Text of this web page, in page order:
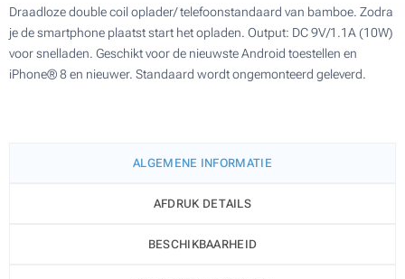
Draadloze double coil oplader/ telefoonstandaard van bamboe. Zodra
je de smartphone plaatst start het opladen. Output: DC 9V/1.1A (10W)
voor snelladen. Geschikt voor de nieuwste Android toestellen en
iPhone® 8 en nieuwer. Standaard wordt ongemonteerd geleverd.
ALGEMENE INFORMATIE
AFDRUK DETAILS
BESCHIKBAARHEID